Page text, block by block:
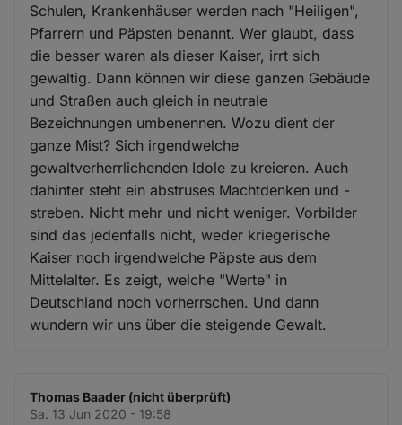
Schulen, Krankenhäuser werden nach "Heiligen",
Pfarrern und Päpsten benannt. Wer glaubt, dass
die besser waren als dieser Kaiser, irrt sich
gewaltig. Dann können wir diese ganzen Gebäude
und Straßen auch gleich in neutrale
Bezeichnungen umbenennen. Wozu dient der
ganze Mist? Sich irgendwelche
gewaltverherrlichenden Idole zu kreieren. Auch
dahinter steht ein abstruses Machtdenken und -
streben. Nicht mehr und nicht weniger. Vorbilder
sind das jedenfalls nicht, weder kriegerische
Kaiser noch irgendwelche Päpste aus dem
Mittelalter. Es zeigt, welche "Werte" in
Deutschland noch vorherrschen. Und dann
wundern wir uns über die steigende Gewalt.
Thomas Baader (nicht überprüft)
Sa. 13 Jun 2020 - 19:58